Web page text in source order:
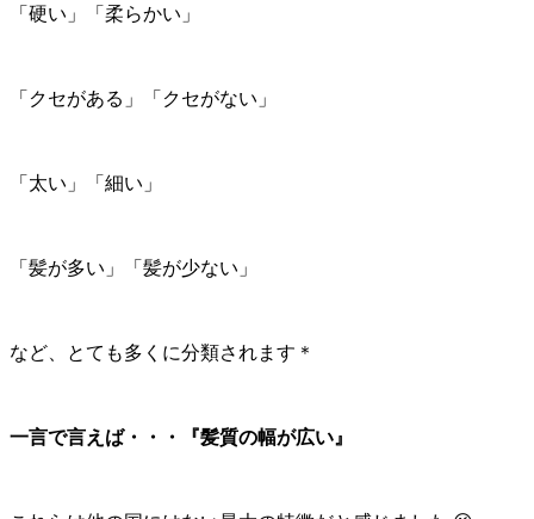
「硬い」「柔らかい」
「クセがある」「クセがない」
「太い」「細い」
「髪が多い」「髪が少ない」
など、とても多くに分類されます＊
一言で言えば・・・『髪質の幅が広い』